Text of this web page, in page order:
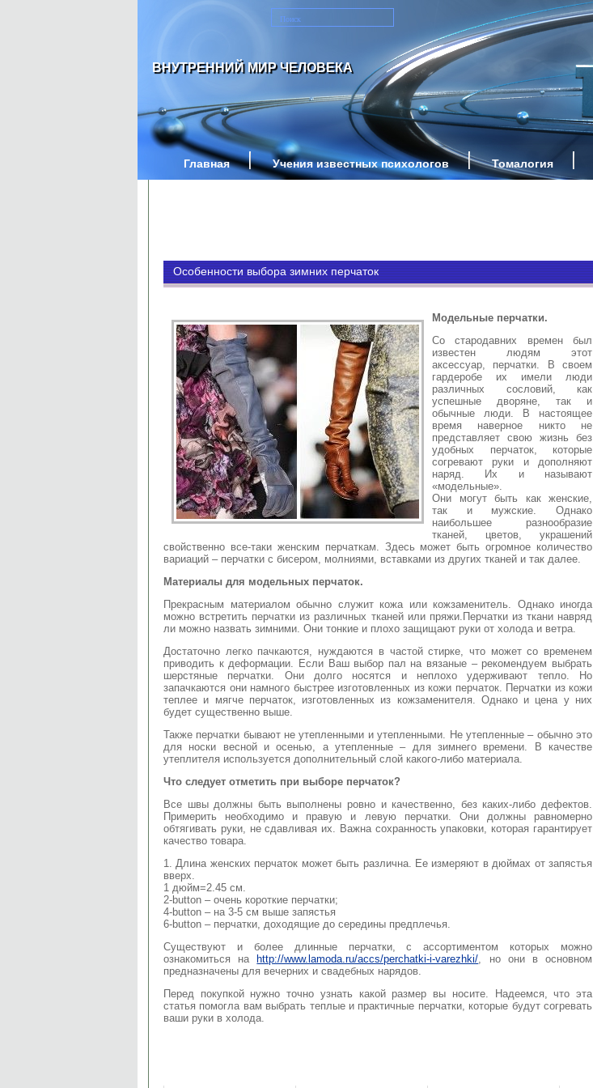
ВНУТРЕННИЙ МИР ЧЕЛОВЕКА
Главная Учения известных психологов Томалогия
Особенности выбора зимних перчаток
Модельные перчатки.
Со стародавних времен был
известен людям этот
аксессуар, перчатки. В своем
гардеробе их имели люди
различных сословий, как
успешные дворяне, так и
обычные люди. В настоящее
время наверное никто не
представляет свою жизнь без
удобных перчаток, которые
согревают руки и дополняют
наряд. Их и называют
«модельные».
Они могут быть как женские,
так и мужские. Однако
наибольшее разнообразие
тканей, цветов, украшений
свойственно все-таки женским перчаткам. Здесь может быть огромное количество
вариаций – перчатки с бисером, молниями, вставками из других тканей и так далее.
Материалы для модельных перчаток.
Прекрасным материалом обычно служит кожа или кожзаменитель. Однако иногда
можно встретить перчатки из различных тканей или пряжи.Перчатки из ткани навряд
ли можно назвать зимними. Они тонкие и плохо защищают руки от холода и ветра.
Достаточно легко пачкаются, нуждаются в частой стирке, что может со временем
приводить к деформации. Если Ваш выбор пал на вязаные – рекомендуем выбрать
шерстяные перчатки. Они долго носятся и неплохо удерживают тепло. Но
запачкаются они намного быстрее изготовленных из кожи перчаток. Перчатки из кожи
теплее и мягче перчаток, изготовленных из кожзаменителя. Однако и цена у них
будет существенно выше.
Также перчатки бывают не утепленными и утепленными. Не утепленные – обычно это
для носки весной и осенью, а утепленные – для зимнего времени. В качестве
утеплителя используется дополнительный слой какого-либо материала.
Что следует отметить при выборе перчаток?
Все швы должны быть выполнены ровно и качественно, без каких-либо дефектов.
Примерить необходимо и правую и левую перчатки. Они должны равномерно
обтягивать руки, не сдавливая их. Важна сохранность упаковки, которая гарантирует
качество товара.
1. Длина женских перчаток может быть различна. Ее измеряют в дюймах от запястья
вверх.
1 дюйм=2.45 см.
2-button – очень короткие перчатки;
4-button – на 3-5 см выше запястья
6-button – перчатки, доходящие до середины предплечья.
Существуют и более длинные перчатки, с ассортиментом которых можно
ознакомиться наhttp://www.lamoda.ru/accs/perchatki-i-varezhki/ , но они в основном
предназначены для вечерних и свадебных нарядов.
Перед покупкой нужно точно узнать какой размер вы носите. Надеемся, что эта
статья помогла вам выбрать теплые и практичные перчатки, которые будут согревать
ваши руки в холода.